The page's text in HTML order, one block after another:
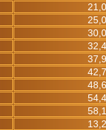
21,0
25,0
30,0
32,4
37,9
42,7
48,6
54,4
58,1
13,2